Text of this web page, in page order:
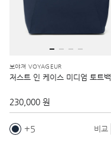
보야져 VOYAGEUR
저스트 인 케이스 미디엄 토트백
230,000 원
5 비교